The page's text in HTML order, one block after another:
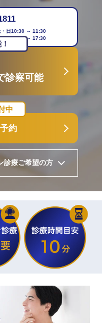
日10:30 ～ 11:30
13:30 ～ 17:30
診察可能
中
約
診療ご希望の方